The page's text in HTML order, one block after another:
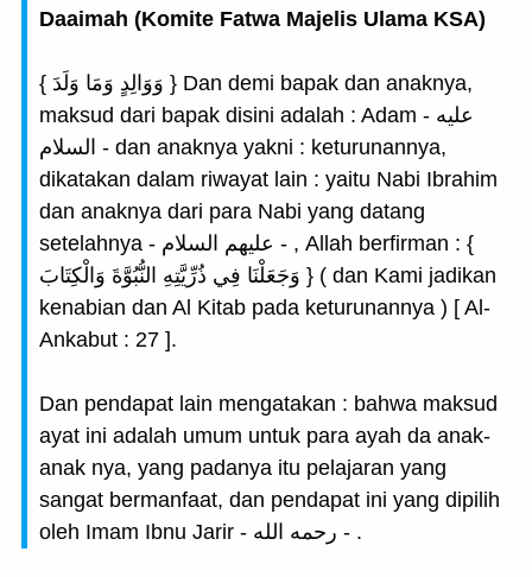
Daaimah (Komite Fatwa Majelis Ulama KSA)
{ وَوَالِدٍ وَمَا وَلَدَ } Dan demi bapak dan anaknya,
maksud dari bapak disini adalah : Adam - عليه
السلام - dan anaknya yakni : keturunannya,
dikatakan dalam riwayat lain : yaitu Nabi Ibrahim
dan anaknya dari para Nabi yang datang
setelahnya - عليهم السلام - , Allah berfirman : {
وَجَعَلْنَا فِي ذُرِّيَّتِهِ النُّبُوَّةَ وَالْكِتَابَ } ( dan Kami jadikan
kenabian dan Al Kitab pada keturunannya ) [ Al-
Ankabut : 27 ].
Dan pendapat lain mengatakan : bahwa maksud
ayat ini adalah umum untuk para ayah da anak-
anak nya, yang padanya itu pelajaran yang
sangat bermanfaat, dan pendapat ini yang dipilih
oleh Imam Ibnu Jarir - رحمه الله - .